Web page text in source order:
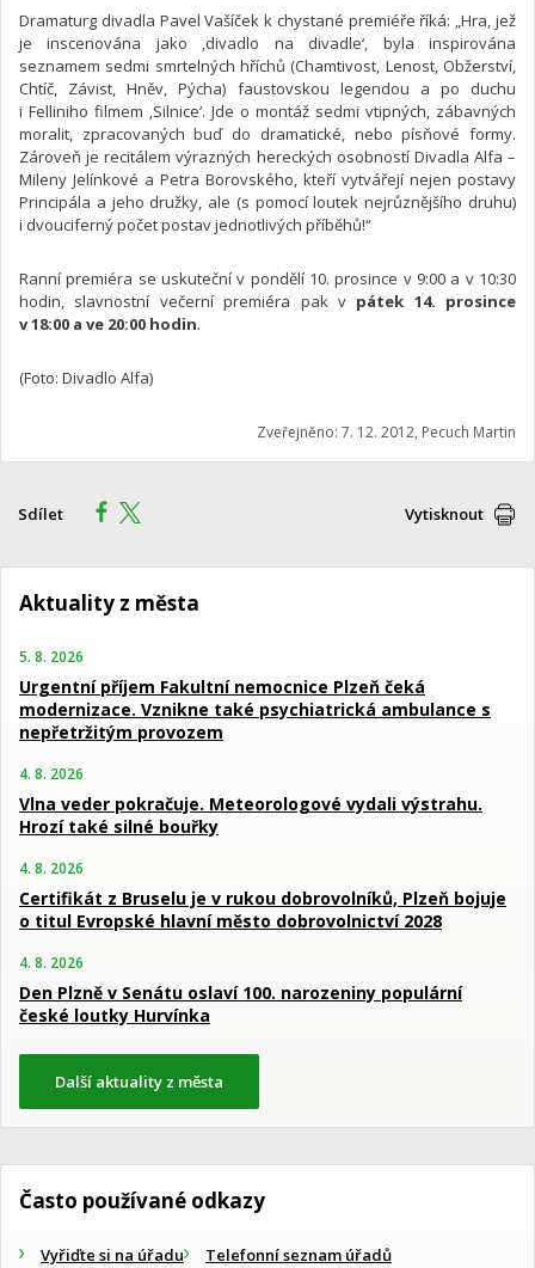
Dramaturg divadla Pavel Vašíček k chystané premiéře říká: „Hra, jež
je inscenována jako ‚divadlo na divadle‘, byla inspirována
seznamem sedmi smrtelných hříchů (Chamtivost, Lenost, Obžerství,
Chtíč, Závist, Hněv, Pýcha) faustovskou legendou a po duchu
i Felliniho filmem ‚Silnice‘. Jde o montáž sedmi vtipných, zábavných
moralit, zpracovaných buď do dramatické, nebo písňové formy.
Zároveň je recitálem výrazných hereckých osobností Divadla Alfa –
Mileny Jelínkové a Petra Borovského, kteří vytvářejí nejen postavy
Principála a jeho družky, ale (s pomocí loutek nejrůznějšího druhu)
i dvouciferný počet postav jednotlivých příběhů!“
Ranní premiéra se uskuteční v pondělí 10. prosince v 9:00 a v 10:30
hodin, slavnostní večerní premiéra pak v pátek 14. prosince
v 18:00 a ve 20:00 hodin.
(Foto: Divadlo Alfa)
Zveřejněno: 7. 12. 2012, Pecuch Martin
Sdílet Vytisknout
Aktuality z města
5. 8. 2026
Urgentní příjem Fakultní nemocnice Plzeň čeká
modernizace. Vznikne také psychiatrická ambulance s
nepřetržitým provozem
4. 8. 2026
Vlna veder pokračuje. Meteorologové vydali výstrahu.
Hrozí také silné bouřky
4. 8. 2026
Certifikát z Bruselu je v rukou dobrovolníků, Plzeň bojuje
o titul Evropské hlavní město dobrovolnictví 2028
4. 8. 2026
Den Plzně v Senátu oslaví 100. narozeniny populární
české loutky Hurvínka
Další aktuality z města
Často používané odkazy
Vyřiďte si na úřadu
Telefonní seznam úřadů